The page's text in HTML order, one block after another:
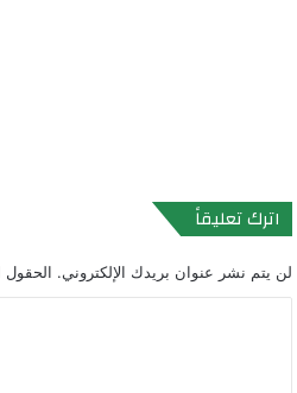
اترك تعليقاً
لن يتم نشر عنوان بريدك الإلكتروني. الحقول